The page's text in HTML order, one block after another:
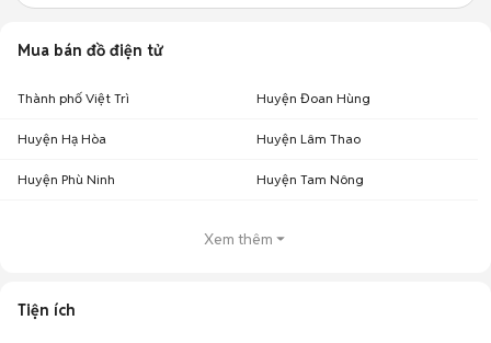
Mua bán đồ điện tử
Thành phố Việt Trì Huyện Đoan Hùng
Huyện Hạ Hòa Huyện Lâm Thao
Huyện Phù Ninh Huyện Tam Nông
Xem thêm
Tiện ích